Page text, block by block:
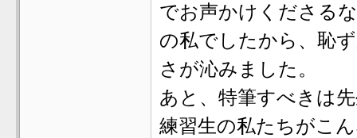
でお声かけくださる
の私でしたから、恥
さが沁みました。
あと、特筆すべきは
練習生の私たちがこ